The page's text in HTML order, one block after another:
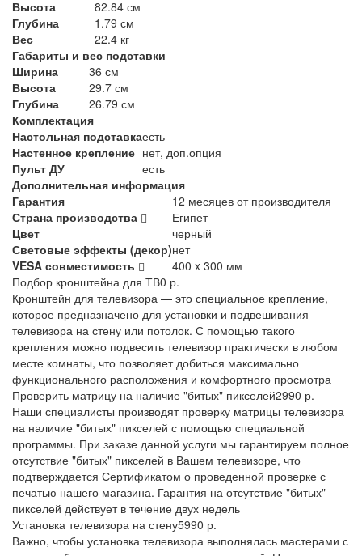
Высота
82.84 см
Глубина
1.79 см
Вес
22.4 кг
Габариты и вес подставки
Ширина
36 см
Высота
29.7 см
Глубина
26.79 см
Комплектация
Настольная подставкаесть
Настенное крепление нет, доп.опция
Пульт ДУ
есть
Дополнительная информация
Гарантия
12 месяцев от производителя
Страна производства
Египет
Цвет
черный
Световые эффекты (декор)нет
VESA совместимость
400 x 300 мм
Подбор кронштейна для ТВ0 р.
Кронштейн для телевизора — это специальное крепление,
которое предназначено для установки и подвешивания
телевизора на стену или потолок. С помощью такого
крепления можно подвесить телевизор практически в любом
месте комнаты, что позволяет добиться максимально
функционального расположения и комфортного просмотра
Проверить матрицу на наличие "битых" пикселей2990 р.
Наши специалисты производят проверку матрицы телевизора
на наличие "битых" пикселей с помощью специальной
программы. При заказе данной услуги мы гарантируем полное
отсутствие "битых" пикселей в Вашем телевизоре, что
подтверждается Сертификатом о проведенной проверке с
печатью нашего магазина. Гарантия на отсутствие "битых"
пикселей действует в течение двух недель
Установка телевизора на стену5990 р.
Важно, чтобы установка телевизора выполнялась мастерами с